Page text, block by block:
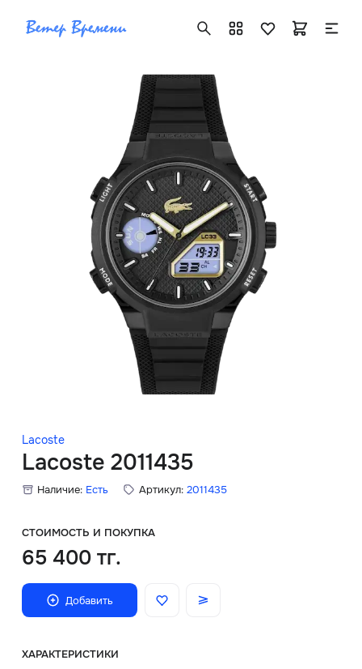
Lacoste
Lacoste 2011435
Наличие: Есть Артикул: 2011435
СТОИМОСТЬ И ПОКУПКА
65 400 тг.
Добавить
ХАРАКТЕРИСТИКИ
+7 ( 705 ) 181-42-50
info@vetervremeni.kz
Авторизация
Каталог
Мужские часы
Женские часы
Скидки
Главная
О нас